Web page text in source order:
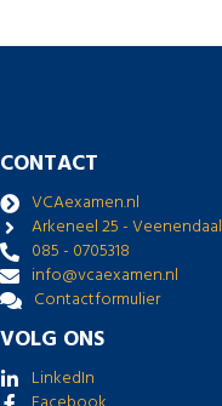
CONTACT
VCAexamen.nl
Arkeneel 25 - Veenendaal
085 - 0705318
info@vcaexamen.nl
Contactformulier
VOLG ONS
LinkedIn